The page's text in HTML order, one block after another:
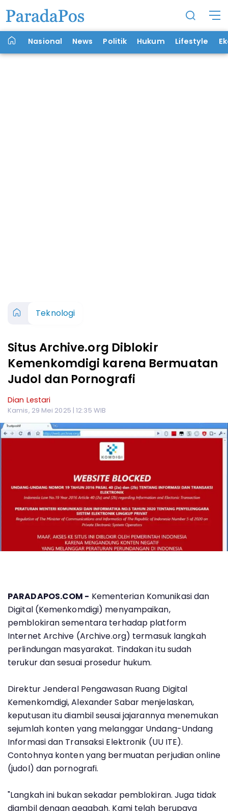
Nasional News Politik Hukum Lifestyle
Teknologi
Situs Archive.org Diblokir
Kemenkomdigi karena Bermuatan
Judol dan Pornografi
Dian Lestari
Kamis, 29 Mei 2025 | 12:35 WIB
PARADAPOS.COM - Kementerian Komunikasi dan
Digital (Kemenkomdigi) menyampaikan,
pemblokiran sementara terhadap platform
Internet Archive (Archive.org) termasuk langkah
perlindungan masyarakat. Tindakan itu sudah
terukur dan sesuai prosedur hukum.
Direktur Jenderal Pengawasan Ruang Digital
Kemenkomdigi, Alexander Sabar menjelaskan,
keputusan itu diambil seusai jajarannya menemukan
sejumlah konten yang melanggar Undang-Undang
Informasi dan Transaksi Elektronik (UU ITE).
Contohnya konten yang bermuatan perjudian online
(judol) dan pornografi.
"Langkah ini bukan sekadar pemblokiran. Juga tidak
diambil dengan gegabah. Kami telah berupaya